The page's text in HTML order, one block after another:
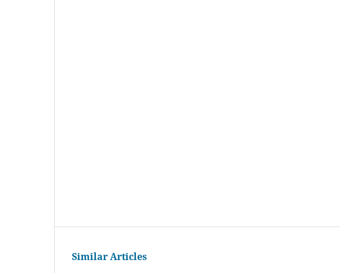
Similar Articles